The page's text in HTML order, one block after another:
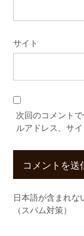
サイト
次回のコメント
ルアドレス、サイ
日本語が含まれな
（スパム対策）